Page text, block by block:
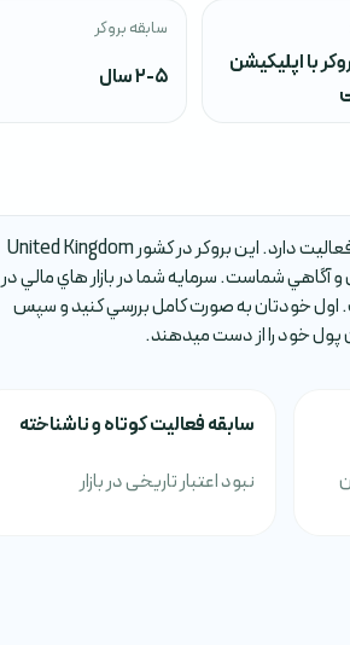
با اپلیکیشن
سابقه بروکر
2-5 سال
بروکر Impresamarkets يکي از بروکر هاي فارکس است که حدود 2-5 سال تجربه فعاليت دارد. اين بروکر در کشور United Kingdom
شماست. سرمايه شما در بازار هاي مالي در
اول خودتان به صورت کامل بررسي کنيد و سپس
پول خود را از دست ميدهند.
سابقه فعالیت کوتاه و ناشناخته
نبود اعتبار تاریخی در بازار